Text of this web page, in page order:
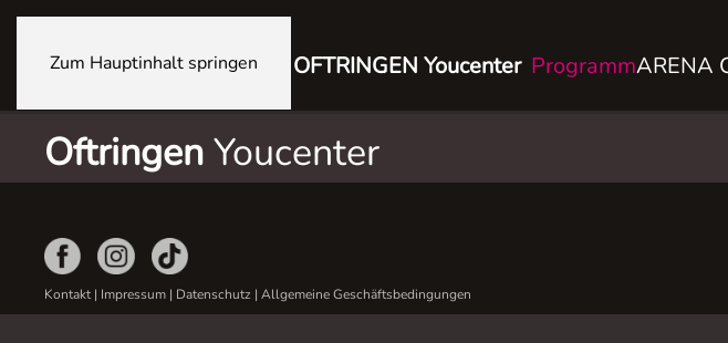
Zum Hauptinhalt springen OFTRINGEN Youcenter ProgrammARENA
OftringenYoucenter
Kontakt| Impressum | Datenschutz | Allgemeine Geschäftsbedingungen